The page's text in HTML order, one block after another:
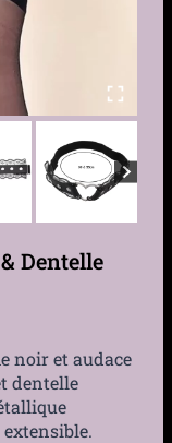
Dentelle
noir et audace
dentelle